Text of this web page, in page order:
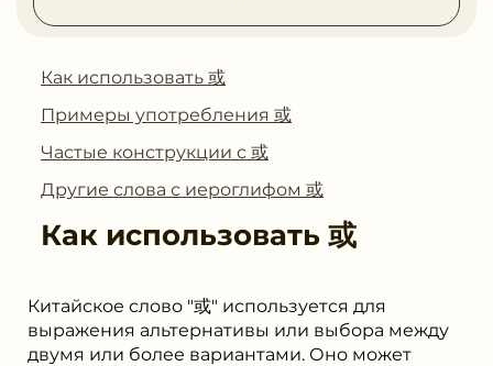
Как использовать 或
Примеры употребления 或
Частые конструкции с 或
Другие слова с иероглифом 或
Как использовать 或
Китайское слово "或" используется для
выражения альтернативы или выбора между
двумя или более вариантами. Оно может